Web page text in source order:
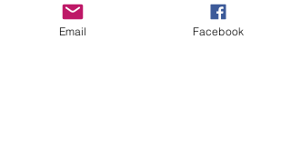
Email Facebook